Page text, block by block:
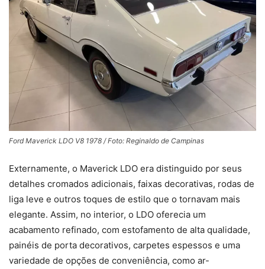
Ford Maverick LDO V8 1978 / Foto: Reginaldo de Campinas
Externamente, o Maverick LDO era distinguido por seus
detalhes cromados adicionais, faixas decorativas, rodas de
liga leve e outros toques de estilo que o tornavam mais
elegante. Assim, no interior, o LDO oferecia um
acabamento refinado, com estofamento de alta qualidade,
painéis de porta decorativos, carpetes espessos e uma
variedade de opções de conveniência, como ar-